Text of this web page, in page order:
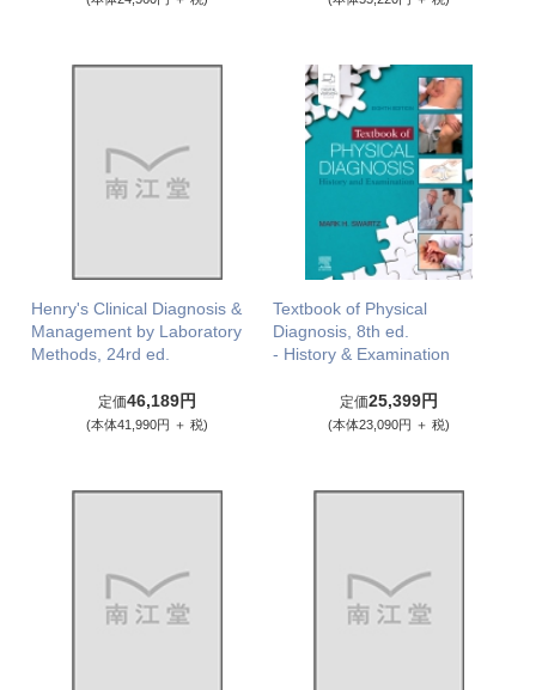
Henry's Clinical Diagnosis &
Management by Laboratory
Methods, 24rd ed.
定価46,189円
(本体41,990円 ＋ 税)
Textbook of Physical
Diagnosis, 8th ed.
- History & Examination
定価25,399円
(本体23,090円 ＋ 税)